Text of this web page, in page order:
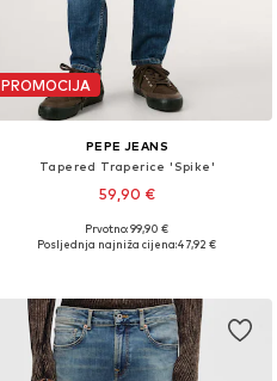
PROMOCIJA
PEPE JEANS
Tapered Traperice 'Spike'
59,90 €
Prvotno: 99,90 €
Posljednja najniža cijena:47,92 €